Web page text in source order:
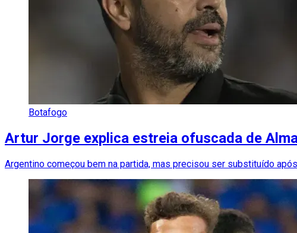
Botafogo
Artur Jorge explica estreia ofuscada de
Argentino começou bem na partida, mas precisou ser substituído